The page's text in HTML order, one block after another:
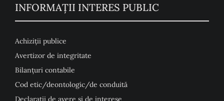
INFORMAȚII INTERES PUBLIC
Achiziții publice
Avertizor de integritate
Bilanțuri contabile
Cod etic/deontologic/de conduită
Declarații de avere și de interese